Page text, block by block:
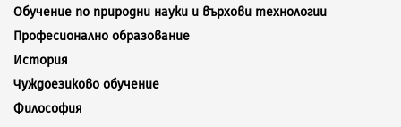
Обучение по природни науки и върхови технологии
Професионално образование
История
Чуждоезиково обучение
Философия